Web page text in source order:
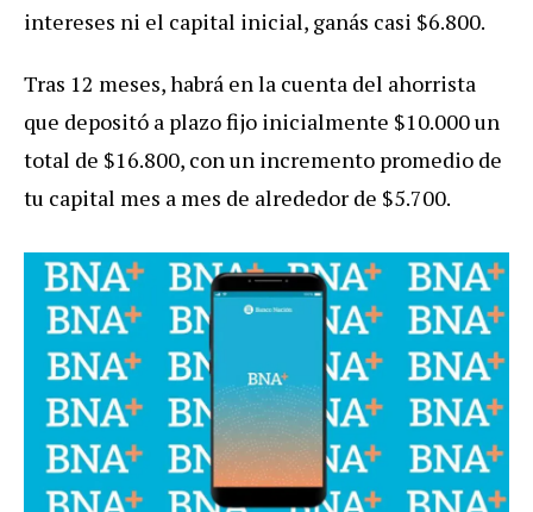
intereses ni el capital inicial, ganás casi $6.800.
Tras 12 meses, habrá en la cuenta del ahorrista
que depositó a plazo fijo inicialmente $10.000 un
total de $16.800, con un incremento promedio de
tu capital mes a mes de alrededor de $5.700.